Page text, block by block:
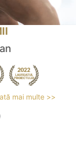
mai multe >>